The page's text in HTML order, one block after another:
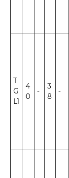
T
G
L1
4
0
-
3
8
-